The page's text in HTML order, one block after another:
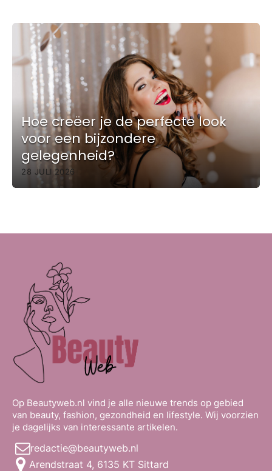
Hoe creëer je de perfecte look
voor een bijzondere
gelegenheid?
28 JULI 2026
Op Beautyweb.nl vind je alle nieuwe trends op gebied
van beauty, fashion, gezondheid en lifestyle. Wij voorzien
je dagelijks van interessante artikelen.
redactie@beautyweb.nl
Arendstraat 4, 6135 KT Sittard